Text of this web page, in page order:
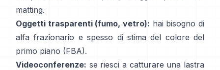
matting.
Oggetti trasparenti (fumo, vetro): hai bisogno di
alfa frazionario e spesso di stima del colore del
primo piano (FBA).
Videoconferenze: se riesci a catturare una lastra